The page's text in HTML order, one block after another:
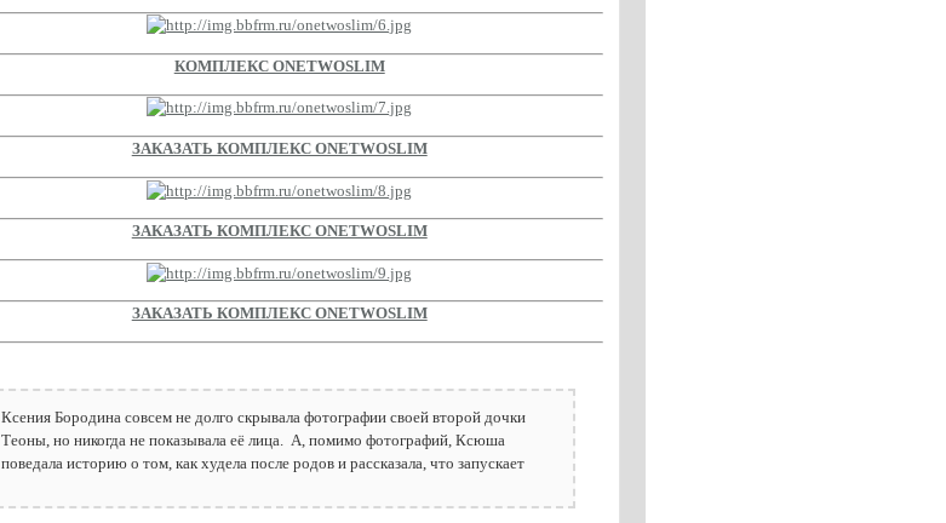
КОМПЛЕКС ONETWOSLIM
ЗАКАЗАТЬ КОМПЛЕКС ONETWOSLIM
ЗАКАЗАТЬ КОМПЛЕКС ONETWOSLIM
ЗАКАЗАТЬ КОМПЛЕКС ONETWOSLIM
Ксения Бородина совсем не долго скрывала фотографии своей второй дочки
Теоны, но никогда не показывала её лица. А, помимо фотографий, Ксюша
поведала историю о том, как худела после родов и рассказала, что запускает